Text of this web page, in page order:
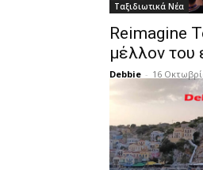
Ταξιδιωτικά Νέα
Reimagine
μέλλον του
Debbie - 16